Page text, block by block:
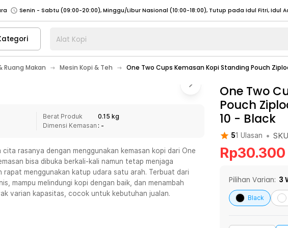
Barat
Senin - Jumat (07:00 - 20:00), Sabtu - Minggu (08:00 - 20:00), Tutup pada Idul Fitri
Senin - Jumat (08:00 - 20:00), Sabtu - Minggu/ Libur Nasional (08:00 - 17:00) Selengkapnya
Senin - Jumat (08:00 - 20:00), Sabtu - Minggu/ Libur Nasional (08:00 - 17:00) Selengkapnya
Senin - Sabtu (09:00-20:00), Minggu/Libur Nasional (12:00-20:00), Tutup pada Idul Fitri
Senin - Sabtu (09:00-20:00), Minggu/Libur Nasional (12:00-20:00), Tutup pada Idul Fitri
Senin - Jumat (07:00 - 20:00), Sabtu - Minggu (08:00 - 20:00), Tutup pada Idul Fitri
Senin - Jumat (08:00 - 20:00), Sabtu - Minggu/ Libur Nasional (08:00 - 17:00) Selengkapnya
Alat Kopi
Ruang Makan Mesin Kopi & Teh One Two Cups Kemasan Kopi Standing Pouch
Berat Produk
0.15 kg
Dimensi Kemasan : -
rasanya dengan menggunakan kemasan kopi dari One
bisa dibuka berkali-kali namun tetap menjaga
menggunakan katup udara satu arah. Terbuat dari
mampu melindungi kopi dengan baik, dan menambah
varian kapasitas, cocok untuk kebutuhan jualan.
One Two
Pouch
10 - Black
51 Ulasan • SKU
Rp30.300
Pilihan Varian: 3
Black